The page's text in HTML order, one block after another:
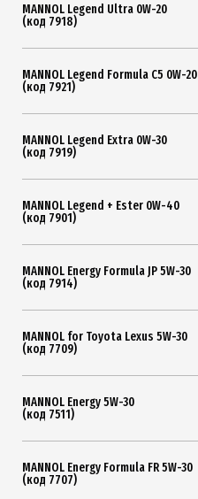
MANNOL Legend Ultra 0W-20
(код 7918)
MANNOL Legend Formula C5 0W-20
(код 7921)
MANNOL Legend Extra 0W-30
(код 7919)
MANNOL Legend + Ester 0W-40
(код 7901)
MANNOL Energy Formula JP 5W-30
(код 7914)
MANNOL for Toyota Lexus 5W-30
(код 7709)
MANNOL Energy 5W-30
(код 7511)
MANNOL Energy Formula FR 5W-30
(код 7707)